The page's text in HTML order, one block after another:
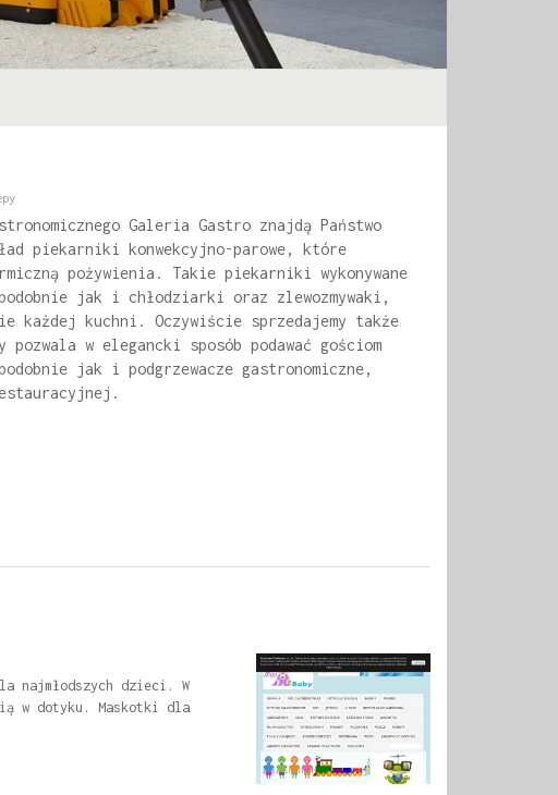
Galeria Gastro znajdą Państwo
piekarniki konwekcyjno-parowe, które
pożywienia. Takie piekarniki wykonywane
jak i chłodziarki oraz zlewozmywaki,
każdej kuchni. Oczywiście sprzedajemy także
w elegancki sposób podawać gościom
jak i podgrzewacze gastronomiczne,
najmłodszych dzieci. W
w dotyku. Maskotki dla